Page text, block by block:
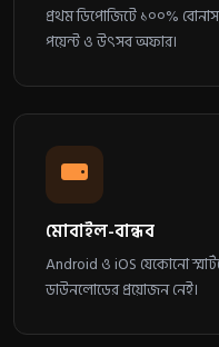
প্রথম ডিপোজিটে ১০০%
পয়েন্ট ও উৎসব অফার।
মোবাইল-বান্ধব
Android ও iOS যেকোনো
ডাউনলোডের প্রয়োজন নেই।